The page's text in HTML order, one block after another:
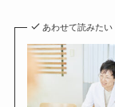
あわせて読みたい